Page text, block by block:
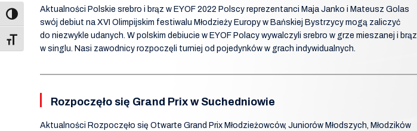
Toggle Font size
Aktualności Polskie srebro i brąz w EYOF 2022 Polscy reprezentanci Maja Janko i Mateusz Golas
swój debiut na XVI Olimpijskim festiwalu Młodzieży Europy w Bańskiej Bystrzycy mogą zaliczyć
do niezwykle udanych. W polskim debiucie w EYOF Polacy wywalczyli srebro w grze mieszanej i brąz
w singlu. Nasi zawodnicy rozpoczęli turniej od pojedynków w grach indywidualnych.
Rozpoczęło się Grand Prix w Suchedniowie
Aktualności Rozpoczęło się Otwarte Grand Prix Młodzieżowców, Juniorów Młodszych, Młodzików